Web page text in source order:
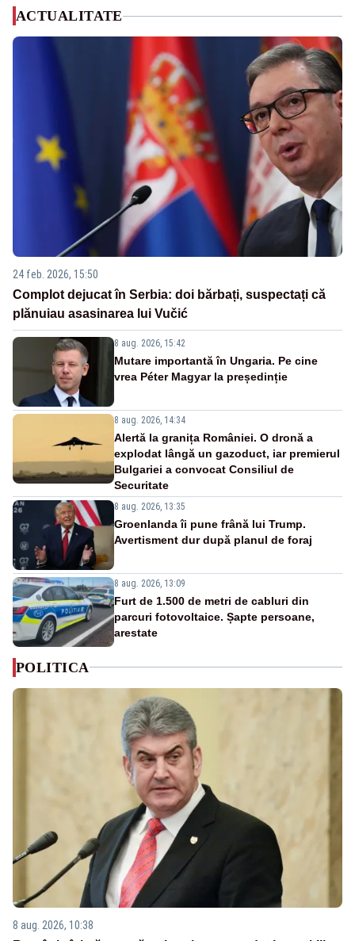
ACTUALITATE
24 feb. 2026, 15:50
Complot dejucat în Serbia: doi bărbați, suspectați că
plănuiau asasinarea lui Vučić
8 aug. 2026, 15:42
Mutare importantă în Ungaria. Pe cine
vrea Péter Magyar la președinție
8 aug. 2026, 14:34
Alertă la granița României. O dronă a
explodat lângă un gazoduct, iar premierul
Bulgariei a convocat Consiliul de
Securitate
8 aug. 2026, 13:35
Groenlanda îi pune frână lui Trump.
Avertisment dur după planul de foraj
8 aug. 2026, 13:09
Furt de 1.500 de metri de cabluri din
parcuri fotovoltaice. Șapte persoane,
arestate
POLITICA
8 aug. 2026, 10:38